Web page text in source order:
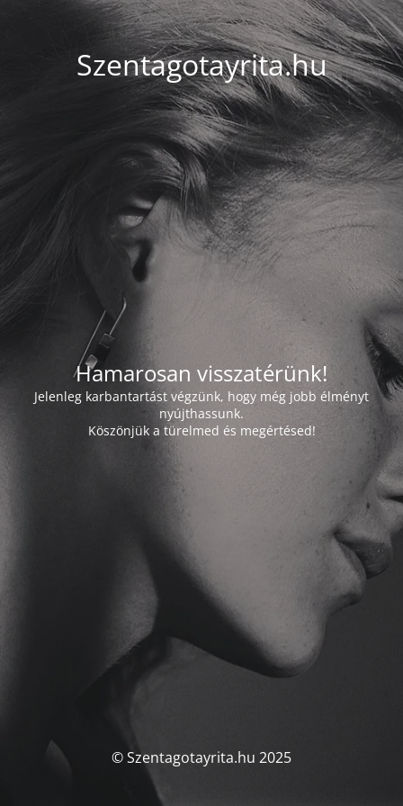
Szentagotayrita.hu
Hamarosan visszatérünk!
Jelenleg karbantartást végzünk, hogy még jobb élményt
nyújthassunk.
Köszönjük a türelmed és megértésed!
© Szentagotayrita.hu 2025